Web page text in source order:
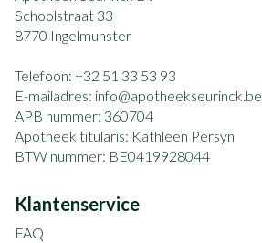
Schoolstraat 33
8770 Ingelmunster
Telefoon: +32 51 33 53 93
E-mailadres: info@apotheekseurinck.be
APB nummer: 360704
Apotheek titularis: Kathleen Persyn
BTW nummer: BE0419928044
Klantenservice
FAQ